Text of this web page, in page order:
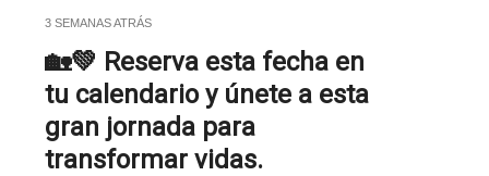
3 SEMANAS ATRÁS
🏡💚 Reserva esta fecha en
tu calendario y únete a esta
gran jornada para
transformar vidas.